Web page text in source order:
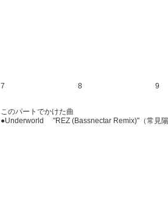
7 8 9
このパートでかけた曲
●Underworld "REZ (Bassnectar Remix)"（常見陽